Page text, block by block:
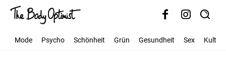
Mode Psycho Schönheit Grün Gesundheit Sex Kultur